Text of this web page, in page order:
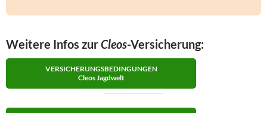
Weitere Infos zurCleos-Versicherung:
VERSICHERUNGSBEDINGUNGEN
Cleos Jagdwelt